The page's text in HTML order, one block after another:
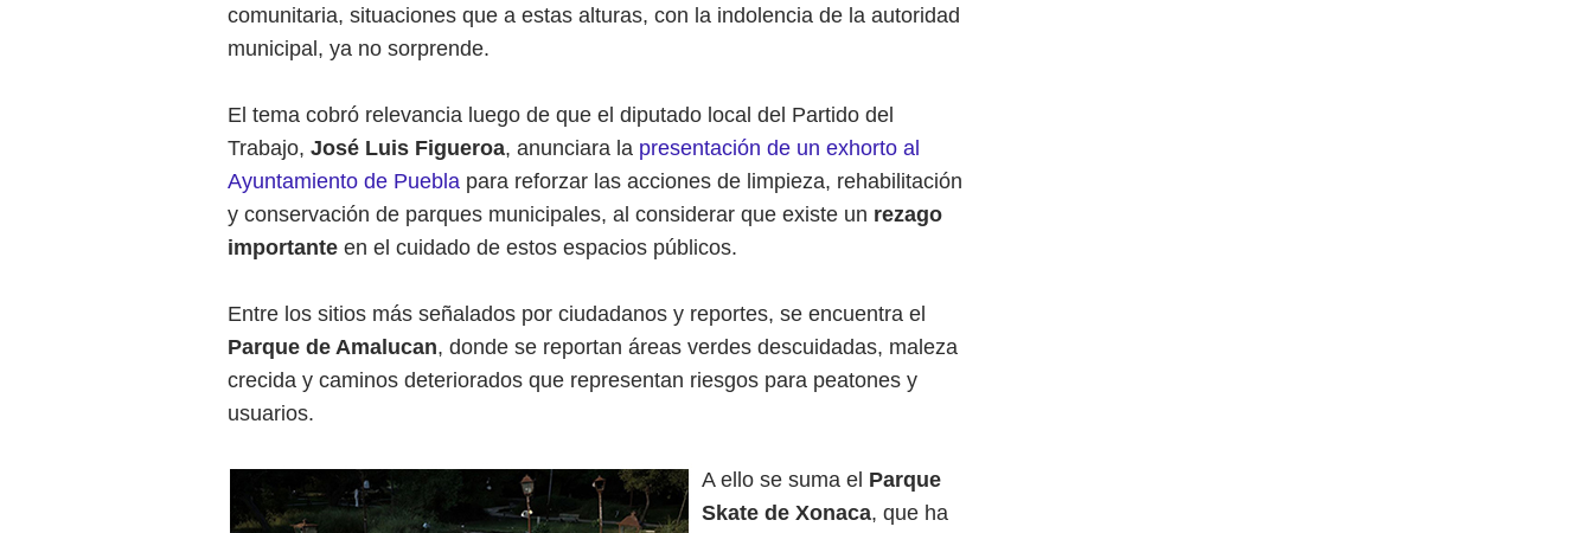
comunitaria, situaciones que a estas alturas, con la indolencia de la autoridad
municipal, ya no sorprende.
El tema cobró relevancia luego de que el diputado local del Partido del
Trabajo, José Luis Figueroa, anunciara la presentación de un exhorto al
Ayuntamiento de Puebla para reforzar las acciones de limpieza, rehabilitación
y conservación de parques municipales, al considerar que existe un rezago
importante en el cuidado de estos espacios públicos.
Entre los sitios más señalados por ciudadanos y reportes, se encuentra el
Parque de Amalucan, donde se reportan áreas verdes descuidadas, maleza
crecida y caminos deteriorados que representan riesgos para peatones y
usuarios.
A ello se suma el Parque
Skate de Xonaca, que ha